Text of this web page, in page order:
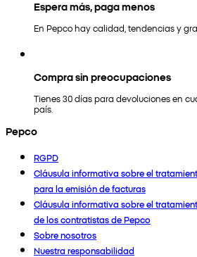
Espera más, paga menos
En Pepco hay calidad, tendencias y
Compra sin preocupaciones
Tienes 30 días para devoluciones en
país.
Pepco
RGPD
Cláusula informativa sobre el
para la emisión de facturas
Cláusula informativa sobre el
de los contratistas de Pepco
Sobre nosotros
Nuestra responsabilidad